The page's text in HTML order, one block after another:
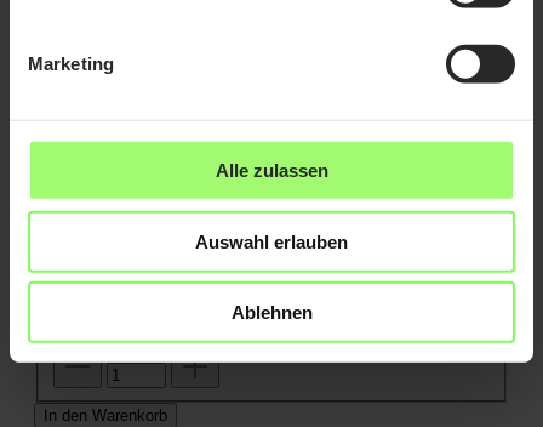
Marketing
Alle zulassen
Auswahl erlauben
Ablehnen
Allgemeine Informationen zu Jahresunterweisungen
Herunterladen
E-Anlagen Wiederholungsprüfung
Regulärer Preis:
Produkt Anzahl: Gib den gewünschten Wert ein oder
benutze die Schaltflächen um die Anzahl zu erhöhen
In den Warenkorb